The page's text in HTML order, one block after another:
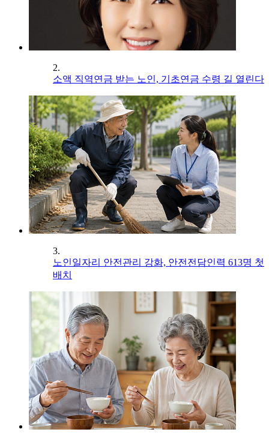
2.
소액 직역연금 받는 노인, 기초연금 수령 길 열린다
3.
노인일자리 안전관리 강화, 안전전담인력 613명 첫
배치